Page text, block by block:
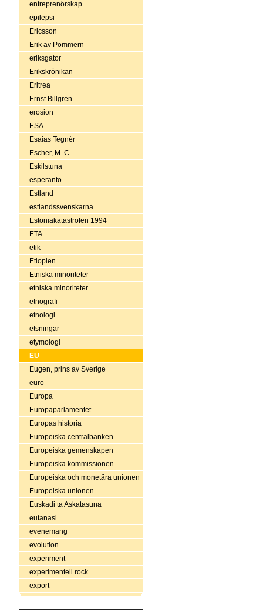
entreprenörskap
epilepsi
Ericsson
Erik av Pommern
eriksgator
Erikskrönikan
Eritrea
Ernst Billgren
erosion
ESA
Esaias Tegnér
Escher, M. C.
Eskilstuna
esperanto
Estland
estlandssvenskarna
Estoniakatastrofen 1994
ETA
etik
Etiopien
Etniska minoriteter
etniska minoriteter
etnografi
etnologi
etsningar
etymologi
EU
Eugen, prins av Sverige
euro
Europa
Europaparlamentet
Europas historia
Europeiska centralbanken
Europeiska gemenskapen
Europeiska kommissionen
Europeiska och monetära unionen
Europeiska unionen
Euskadi ta Askatasuna
eutanasi
evenemang
evolution
experiment
experimentell rock
export